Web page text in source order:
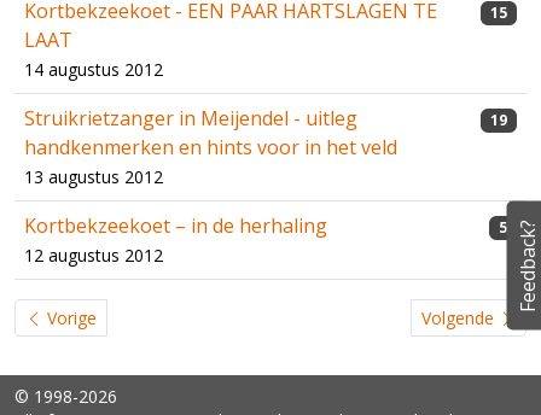
Kortbekzeekoet - EEN PAAR HARTSLAGEN TE
LAAT
14 augustus 2012
15
Struikrietzanger in Meijendel - uitleg
handkenmerken en hints voor in het veld
13 augustus 2012
19
Kortbekzeekoet – in de herhaling
12 augustus 2012
5
Vorige Volgende
© 1998-2026
Feedback?